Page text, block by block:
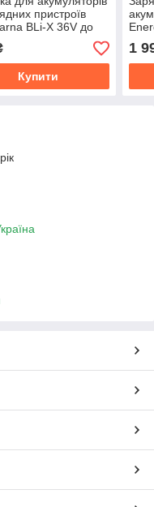
пристроїв
BLi-X 36V до
зберігання
Купити
1